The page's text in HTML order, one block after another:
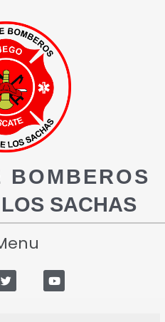
BOMBEROS
SACHAS